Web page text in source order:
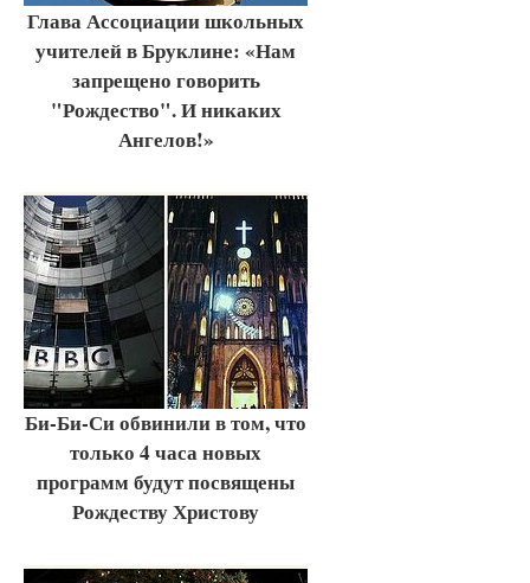
Глава Ассоциации школьных
учителей в Бруклине: «Нам
запрещено говорить
"Рождество". И никаких
Ангелов!»
Би-Би-Си обвинили в том, что
только 4 часа новых
программ будут посвящены
Рождеству Христову